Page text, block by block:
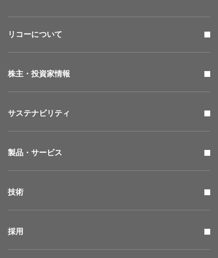
リコーについて
株主・投資家情報
サステナビリティ
製品・サービス
技術
採用